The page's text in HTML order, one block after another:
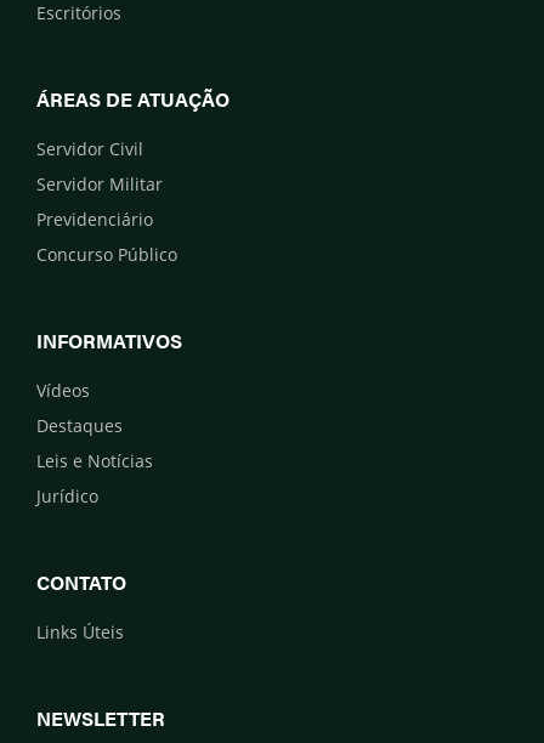
Escritórios
ÁREAS DE ATUAÇÃO
Servidor Civil
Servidor Militar
Previdenciário
Concurso Público
INFORMATIVOS
Vídeos
Destaques
Leis e Notícias
Jurídico
CONTATO
Links Úteis
NEWSLETTER